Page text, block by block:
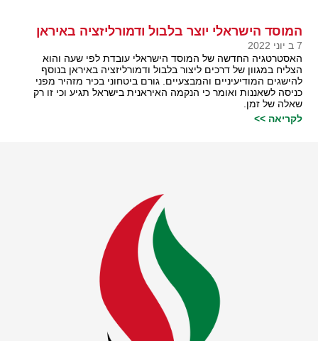
המוסד הישראלי יוצר בלבול ודמורליזציה באיראן
7 ב יוני 2022
האסטרטגיה החדשה של המוסד הישראלי עובדת לפי שעה והוא
הצליח במגוון של דרכים ליצור בלבול ודמורליזציה באיראן בנוסף
להישגים המודיעיניים והמבצעיים. גורם ביטחוני בכיר מזהיר מפני
כניסה לשאננות ואומר כי הנקמה האיראנית בישראל תגיע וכי זו רק
שאלה של זמן.
לקריאה >>